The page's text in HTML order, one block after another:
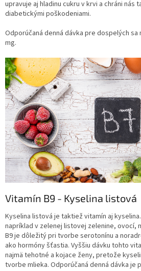
upravuje aj hladinu cukru v krvi a chráni nás
diabetickými poškodeniami.
Odporúčaná denná dávka pre dospelých sa
mg.
Vitamín B9 - Kyselina listová
Kyselina listová je taktiež vitamín aj
napríklad v zelenej listovej zelenine, ovocí,
B9 je dôležitý pri tvorbe serotonínu a
ako hormóny šťastia. Vyššiu dávku tohto
najmä tehotné a kojace ženy, pretože
tvorbe mlieka. Odporúčaná denná dávka je